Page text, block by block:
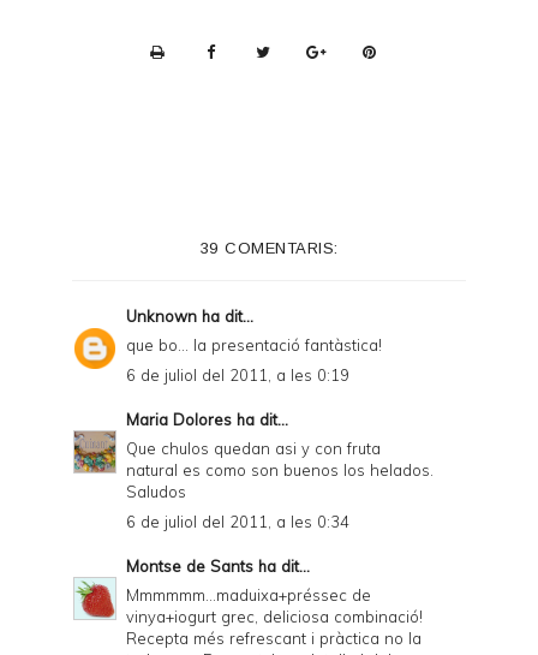
i
n
d
l
a
n
39 COMENTARIS:
Unknown ha dit...
que bo... la presentació fantàstica!
6 de juliol del 2011, a les 0:19
Maria Dolores ha dit...
Que chulos quedan asi y con fruta
natural es como son buenos los helados.
Saludos
6 de juliol del 2011, a les 0:34
Montse de Sants ha dit...
Mmmmmm...maduixa+préssec de
vinya+iogurt grec, deliciosa combinació!
Recepta més refrescant i pràctica no la